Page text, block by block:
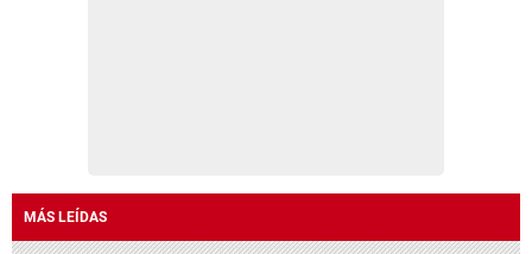
MÁS LEÍDAS